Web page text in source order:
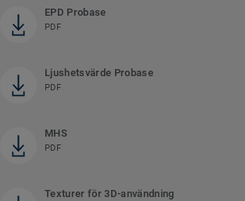
EPD Probase
PDF
Ljushetsvärde Probase
PDF
MHS
PDF
Texturer för 3D-användning